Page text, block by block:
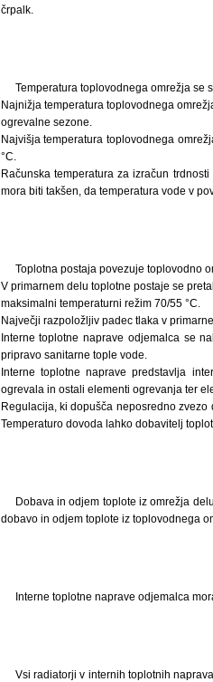
črpalk.
Temperatura toplovodnega omrežja se
Najnižja temperatura toplovodnega
ogrevalne sezone.
Najvišja temperatura toplovodnega
°C.
Računska temperatura za izračun
mora biti takšen, da temperatura vode v
Toplotna postaja povezuje toplovodno
V primarnem delu toplotne postaje se
maksimalni temperaturni režim 70/55 °C.
Največji razpoložljiv padec tlaka v
Interne toplotne naprave odjemalca se
pripravo sanitarne tople vode.
Interne toplotne naprave predstavlja
ogrevala in ostali elementi ogrevanja ter
Regulacija, ki dopušča neposredno
Temperaturo dovoda lahko dobavitelj
Dobava in odjem toplote iz omrežja
dobavo in odjem toplote iz toplovodnega
Interne toplotne naprave odjemalca
Vsi radiatorji v internih toplotnih